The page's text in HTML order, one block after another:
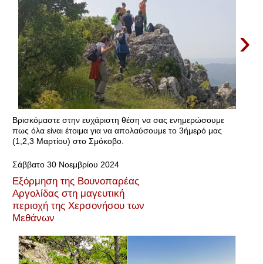
›
Βρισκόμαστε στην ευχάριστη θέση να σας ενημερώσουμε
πως όλα είναι έτοιμα για να απολαύσουμε το 3ήμερό μας
(1,2,3 Μαρτίου) στο Σμόκοβο.
Σάββατο 30 Νοεμβρίου 2024
Εξόρμηση της Βουνοπαρέας
Αργολίδας στη μαγευτική
περιοχή της Χερσονήσου των
Μεθάνων